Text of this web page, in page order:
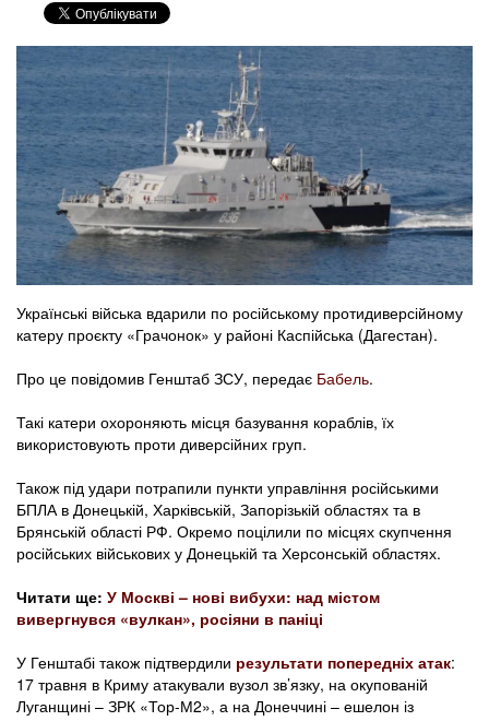
Українські війська вдарили по російському протидиверсійному
катеру проєкту «Грачонок» у районі Каспійська (Дагестан).
Про це повідомив Генштаб ЗСУ, передає Бабель.
Такі катери охороняють місця базування кораблів, їх
використовують проти диверсійних груп.
Також під удари потрапили пункти управління російськими
БПЛА в Донецькій, Харківській, Запорізькій областях та в
Брянській області РФ. Окремо поцілили по місцях скупчення
російських військових у Донецькій та Херсонській областях.
Читати ще: У Москві – нові вибухи: над містом
вивергнувся «вулкан», росіяни в паніці
У Генштабі також підтвердили результати попередніх атак:
17 травня в Криму атакували вузол зв’язку, на окупованій
Луганщині – ЗРК «Тор-М2», а на Донеччині – ешелон із